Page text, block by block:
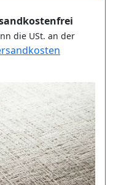
die USt. an der